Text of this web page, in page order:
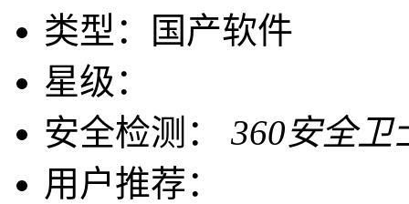
类型：
国产软件
星级：
安全检测：
360安全卫
用户推荐：